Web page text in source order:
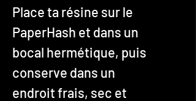
Place ta résine sur le
PaperHash et dans un
bocal hermétique, puis
conserve dans un
endroit frais, sec et